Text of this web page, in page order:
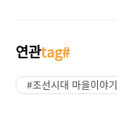
연관tag#
#조선시대 마을이야기